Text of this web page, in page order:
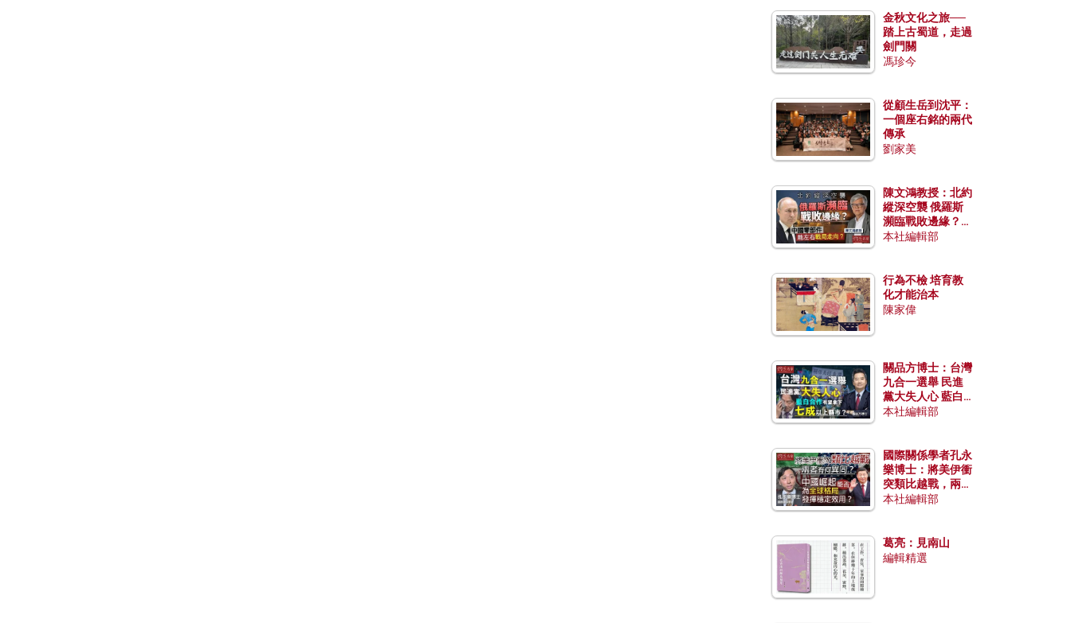
金秋文化之旅──
踏上古蜀道，走過
劍門關
馮珍今
從顧生岳到沈平：
一個座右銘的兩代
傳承
劉家美
陳文鴻教授：北約
縱深空襲 俄羅斯
瀕臨戰敗邊緣？中
國零部件能左右戰
本社編輯部
行為不檢 培育教
化才能治本
陳家偉
關品方博士：台灣
九合一選舉 民進
黨大失人心 藍白
合作有望拿下七成
本社編輯部
國際關係學者孔永
樂博士：將美伊衝
突類比越戰，兩者
有何異同？中國崛
本社編輯部
葛亮：見南山
編輯精選